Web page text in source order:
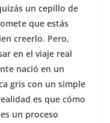
un cepillo de
que estás
creerlo. Pero,
en el viaje real
nació en un
gris con un simple
es que cómo
un proceso